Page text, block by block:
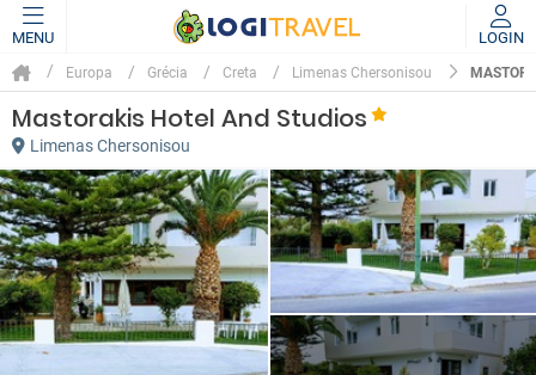
MENU LOGIN
Europa Grécia Creta Limenas Chersonisou
Mastorakis Hotel And Studios
Limenas Chersonisou